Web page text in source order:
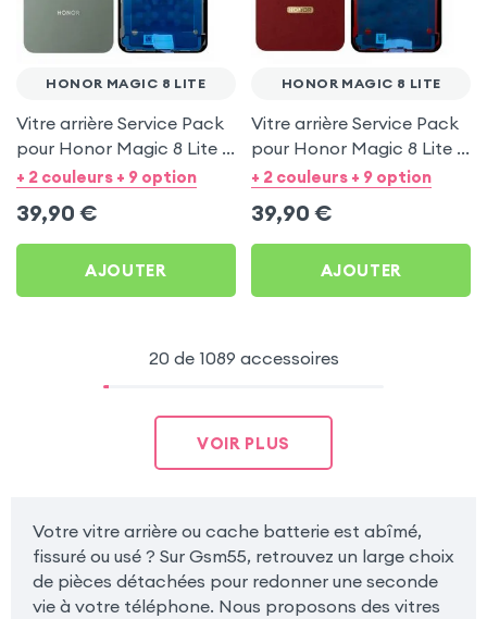
HONOR MAGIC 8 LITE
Vitre arrière Service Pack
pour Honor Magic 8 Lite -
Vert Forêt
+ 2 couleurs + 9 option
39,90 €
AJOUTER
HONOR MAGIC 8 LITE
Vitre arrière Service Pack
pour Honor Magic 8 Lite -
Marron Rougeâtre
+ 2 couleurs + 9 option
39,90 €
AJOUTER
20 de 1089 accessoires
VOIR PLUS
Votre vitre arrière ou cache batterie est abîmé,
fissuré ou usé ? Sur Gsm55, retrouvez un large choix
de pièces détachées pour redonner une seconde
vie à votre téléphone. Nous proposons des vitres